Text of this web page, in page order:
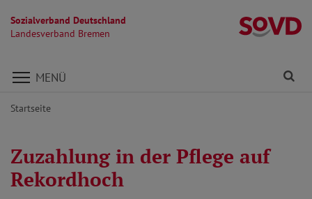
Sozialverband Deutschland
Landesverband Bremen
Direkt zu den Inhalten springen
MENÜ
Startseite
Zuzahlung in der Pflege auf
Rekordhoch